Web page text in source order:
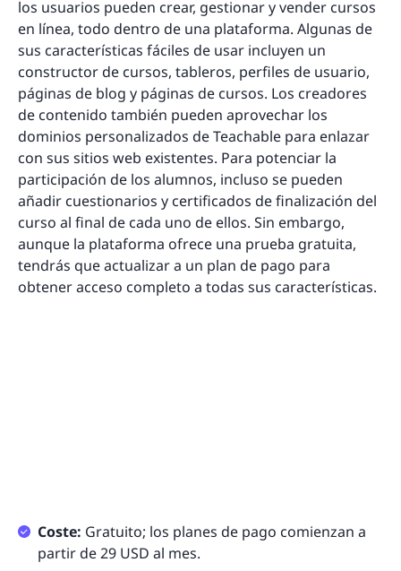
los usuarios pueden crear, gestionar y vender cursos
en línea, todo dentro de una plataforma. Algunas de
sus características fáciles de usar incluyen un
constructor de cursos, tableros, perfiles de usuario,
páginas de blog y páginas de cursos. Los creadores
de contenido también pueden aprovechar los
dominios personalizados de Teachable para enlazar
con sus sitios web existentes. Para potenciar la
participación de los alumnos, incluso se pueden
añadir cuestionarios y certificados de finalización del
curso al final de cada uno de ellos. Sin embargo,
aunque la plataforma ofrece una prueba gratuita,
tendrás que actualizar a un plan de pago para
obtener acceso completo a todas sus características.
Coste: Gratuito; los planes de pago comienzan a
partir de 29 USD al mes.